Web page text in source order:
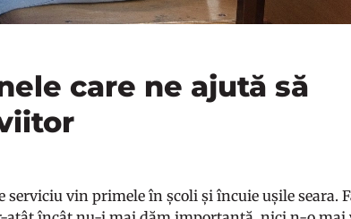
care ne ajută să
vin primele în școli și încuie ușile seara.